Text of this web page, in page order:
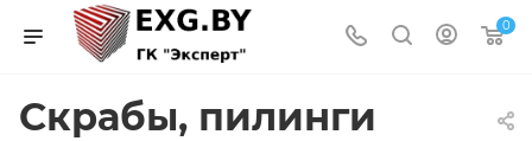
0
Скрабы, пилинги